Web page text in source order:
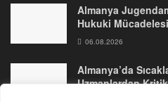
Almanya
Hukuki Mücadelesi
06.08.2026
Almanya’da
Uzmanlardan Kritik